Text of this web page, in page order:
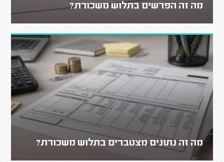
מה זה הפרשים בתלוש משכורת?
מה זה נתונים מצטברים בתלוש משכורת?